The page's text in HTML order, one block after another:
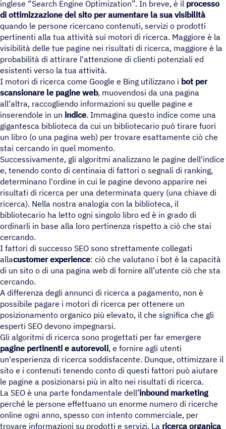
inglese “Search Engine Optimization”. In breve, è il processo
di ottimizzazione del sito per aumentare la sua visibilità
quando le persone ricercano contenuti, servizi o prodotti
pertinenti alla tua attività sui motori di ricerca. Maggiore è la
visibilità delle tue pagine nei risultati di ricerca, maggiore è la
probabilità di attirare l'attenzione di clienti potenziali ed
esistenti verso la tua attività.
I motori di ricerca come Google e Bing utilizzano i bot per
scansionare le pagine web, muovendosi da una pagina
all’altra, raccogliendo informazioni su quelle pagine e
inserendole in un indice. Immagina questo indice come una
gigantesca biblioteca da cui un bibliotecario può tirare fuori
un libro (o una pagina web) per trovare esattamente ciò che
stai cercando in quel momento.
Successivamente, gli algoritmi analizzano le pagine dell'indice
e, tenendo conto di centinaia di fattori o segnali di ranking,
determinano l'ordine in cui le pagine devono apparire nei
risultati di ricerca per una determinata query (una chiave di
ricerca). Nella nostra analogia con la biblioteca, il
bibliotecario ha letto ogni singolo libro ed è in grado di
ordinarli in base alla loro pertinenza rispetto a ciò che stai
cercando.
I fattori di successo SEO sono strettamente collegati
allacustomer experience: ciò che valutano i bot è la capacità
di un sito o di una pagina web di fornire all’utente ciò che sta
cercando.
A differenza degli annunci di ricerca a pagamento, non è
possibile pagare i motori di ricerca per ottenere un
posizionamento organico più elevato, il che significa che gli
esperti SEO devono impegnarsi.
Gli algoritmi di ricerca sono progettati per far emergere
pagine pertinenti e autorevoli, e fornire agli utenti
un'esperienza di ricerca soddisfacente. Dunque, ottimizzare il
sito e i contenuti tenendo conto di questi fattori può aiutare
le pagine a posizionarsi più in alto nei risultati di ricerca.
La SEO è una parte fondamentale dell’inbound marketing
perché le persone effettuano un enorme numero di ricerche
online ogni anno, spesso con intento commerciale, per
trovare informazioni su prodotti e servizi. La ricerca organica